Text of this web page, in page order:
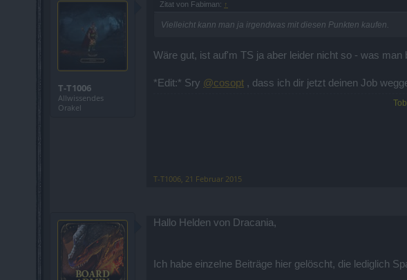
T-T1006
Allwissendes
Orakel
Zitat von Fabiman: ↑
Vielleicht kann man ja irgendwas mit diesen Punkten kaufen.
Wäre gut, ist auf'm TS ja aber leider nicht so - was man
*Edit:* Sry @cosopt , dass ich dir jetzt deinen Job
T-T1006 21 Februar 2015
Hallo Helden von Dracania,
Ich habe einzelne Beiträge hier gelöscht, die lediglich